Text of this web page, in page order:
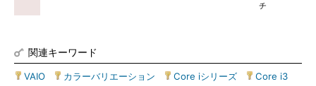
チ
関連キーワード
VAIO カラーバリエーション Core iシリーズ Core i3